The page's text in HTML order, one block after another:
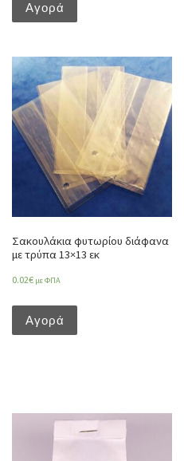
Αγορά
Σακουλάκια φυτωρίου διάφανα
με τρύπα 13×13 εκ
0.02€ με ΦΠΑ
Αγορά